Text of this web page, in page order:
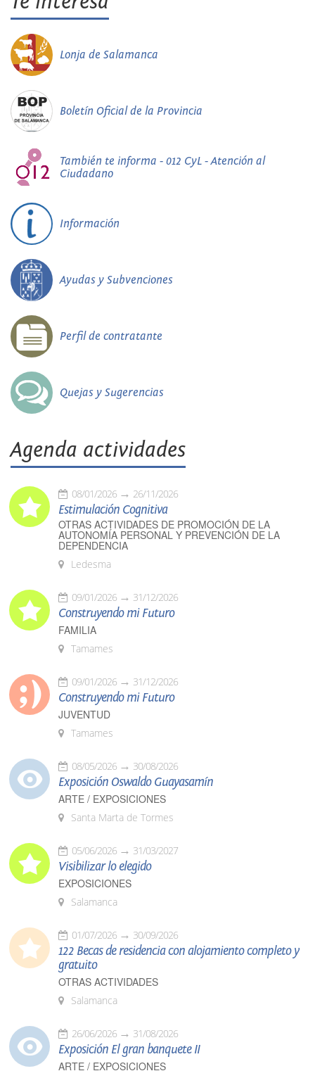
Lonja de Salamanca
Boletín Oficial de la Provincia
También te informa - 012 CyL - Atención al
Ciudadano
Información
Ayudas y Subvenciones
Perfil de contratante
Quejas y Sugerencias
Agenda actividades
08/01/2026 26/11/2026
Estimulación Cognitiva
OTRAS ACTIVIDADES DE PROMOCIÓN DE LA
AUTONOMÍA PERSONAL Y PREVENCIÓN DE LA
DEPENDENCIA
Ledesma
09/01/2026 31/12/2026
Construyendo mi Futuro
FAMILIA
Tamames
09/01/2026 31/12/2026
Construyendo mi Futuro
JUVENTUD
Tamames
08/05/2026 30/08/2026
Exposición Oswaldo Guayasamín
ARTE / EXPOSICIONES
Santa Marta de Tormes
05/06/2026 31/03/2027
Visibilizar lo elegido
EXPOSICIONES
Salamanca
01/07/2026 30/09/2026
122 Becas de residencia con alojamiento completo y
gratuito
OTRAS ACTIVIDADES
Salamanca
26/06/2026 31/08/2026
Exposición El gran banquete II
ARTE / EXPOSICIONES